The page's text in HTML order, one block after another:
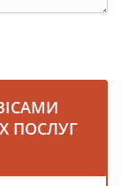
ПОСЛУГ